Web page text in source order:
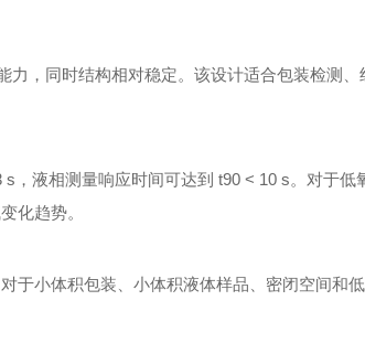
力，同时结构相对稳定。该设计适合包装检测
，液相测量响应时间可达到 t90 < 10 s。对于
化趋势。
于小体积包装、小体积液体样品、密闭空间和